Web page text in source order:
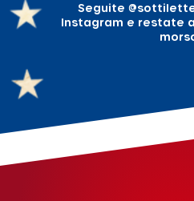
Seguite
Instagram e restate